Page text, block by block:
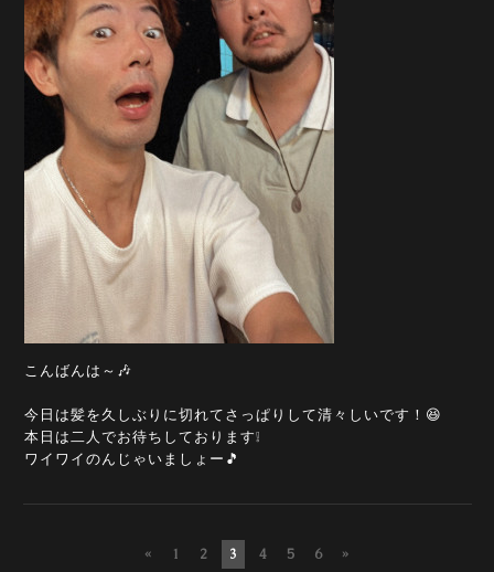
こんばんは～🎶
今日は髪を久しぶりに切れてさっぱりして清々しいです！😆
本日は二人でお待ちしております❕
ワイワイのんじゃいましょー🎵
« 1 2 3 4 5 6 »